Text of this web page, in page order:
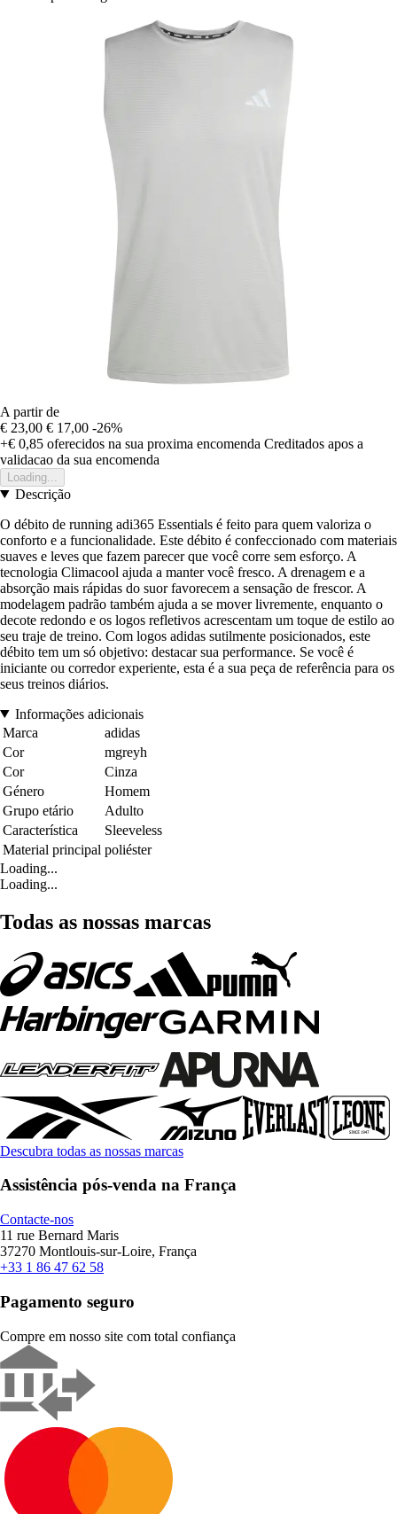
A partir de
€ 23,00 € 17,00 -26%
+€ 0,85 oferecidos na sua proxima encomenda Creditados apos a
validacao da sua encomenda
Loading...
Descrição
O débito de running adi365 Essentials é feito para quem valoriza o
conforto e a funcionalidade. Este débito é confeccionado com materiais
suaves e leves que fazem parecer que você corre sem esforço. A
tecnologia Climacool ajuda a manter você fresco. A drenagem e a
absorção mais rápidas do suor favorecem a sensação de frescor. A
modelagem padrão também ajuda a se mover livremente, enquanto o
decote redondo e os logos refletivos acrescentam um toque de estilo ao
seu traje de treino. Com logos adidas sutilmente posicionados, este
débito tem um só objetivo: destacar sua performance. Se você é
iniciante ou corredor experiente, esta é a sua peça de referência para os
seus treinos diários.
Informações adicionais
Marca
adidas
Cor
mgreyh
Cor
Cinza
Género
Homem
Grupo etário
Adulto
Característica
Sleeveless
Material principal poliéster
Loading...
Loading...
Todas as nossas marcas
Descubra todas as nossas marcas
Assistência pós-venda na França
Contacte-nos
11 rue Bernard Maris
37270 Montlouis-sur-Loire, França
+33 1 86 47 62 58
Pagamento seguro
Compre em nosso site com total confiança